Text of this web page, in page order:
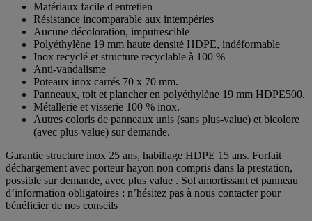
Matériaux facile d'entretien
Résistance incomparable aux intempéries
Aucune décoloration, imputrescible
Polyéthylène 19 mm haute densité HDPE, indéformable
Inox recyclé et structure recyclable à 100 %
Anti-vandalisme
Poteaux inox carrés 70 x 70 mm.
Panneaux, toit et plancher en polyéthylène 19 mm HDPE500.
Métallerie et visserie 100 % inox.
Autres coloris de panneaux unis (sans plus-value) et bicolore
(avec plus-value) sur demande.
Garantie structure inox 25 ans, habillage HDPE 15 ans. Forfait
déchargement avec porteur hayon non compris dans la prestation,
possible sur demande, avec plus value . Sol amortissant et panneau
d’information obligatoires : n’hésitez pas à nous contacter pour
bénéficier de nos conseils